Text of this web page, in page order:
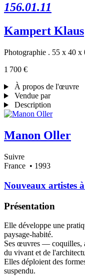
156.01.11
Kampert Klaus
Photographie . 55 x 40 x
1 700 €
À propos de l'œuvre
Vendue par
Description
Manon Oller
Suivre
France • 1993
Nouveaux artistes
Présentation
Elle développe une
paysage-habité.
Ses œuvres — coquilles,
du vivant et de
Elles déploient des
suspendu.